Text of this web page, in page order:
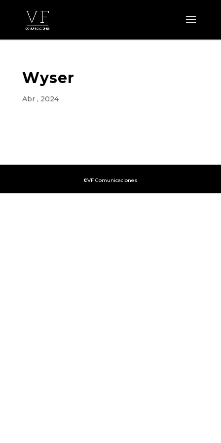
Wyser
Abr , 2024
©VF Comunicaciones